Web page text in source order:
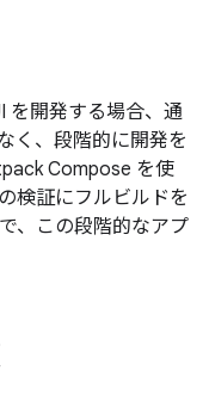
を開発する場合、通
く、段階的に開発を
Compose を使
検証にフルビルドを
、この段階的なアプ